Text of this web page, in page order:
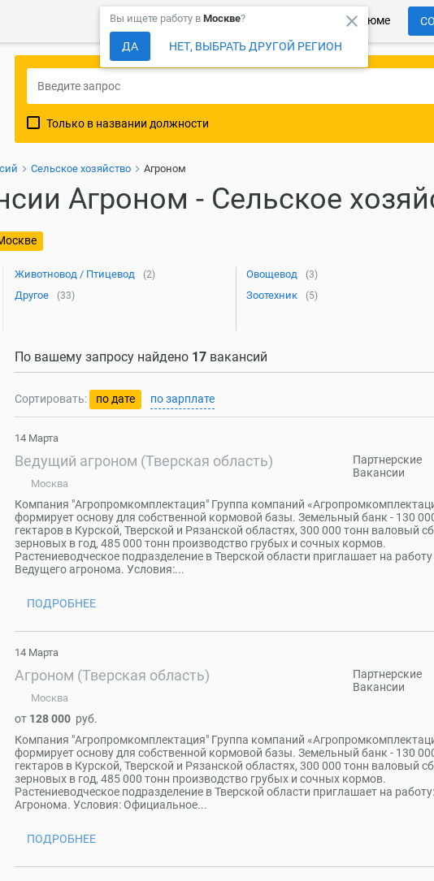
Более 150 000 компаний ждут Ваше резюме
close
Вы ищете работу в Москве?
ДА НЕТ, ВЫБРАТЬ ДРУГОЙ РЕГИОН
Только в названии должности
Сельское хозяйство Агроном
Агроном - Сельское
Животновод / Птицевод (2) Овощевод (3)
Другое (33) Зоотехник (5)
По вашему запросу найдено 17 вакансий
Сортировать: по дате по зарплате
14 Марта
Партнерские
Вакансии
Ведущий агроном (Тверская область)
Москва
Компания "Агропромкомплектация" Группа компаний
формирует основу для собственной кормовой базы. Земельный банк - 130
гектаров в Курской, Тверской и Рязанской областях, 300 000 тонн валовый
зерновых в год, 485 000 тонн производство грубых и сочных кормов.
Растениеводческое подразделение в Тверской области приглашает на работу
Ведущего агронома. Условия:...
ПОДРОБНЕЕ
14 Марта
Партнерские
Вакансии
Агроном (Тверская область)
Москва
от 128 000 руб.
Компания "Агропромкомплектация" Группа компаний
формирует основу для собственной кормовой базы. Земельный банк - 130
гектаров в Курской, Тверской и Рязанской областях, 300 000 тонн валовый
зерновых в год, 485 000 тонн производство грубых и сочных кормов.
Растениеводческое подразделение в Тверской области приглашает на работу:
Агронома. Условия: Официальное...
ПОДРОБНЕЕ